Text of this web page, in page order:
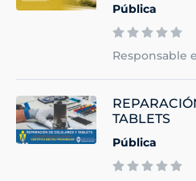
Pública
Responsable
TABLETS
Pública